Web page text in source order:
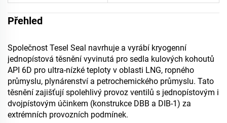
Přehled
Společnost Tesel Seal navrhuje a vyrábí kryogenní
jednopístová těsnění vyvinutá pro sedla kulových kohoutů
API 6D pro ultra-nízké teploty v oblasti LNG, ropného
průmyslu, plynárenství a petrochemického průmyslu. Tato
těsnění zajišťují spolehlivý provoz ventilů s jednopístovým i
dvojpístovým účinkem (konstrukce DBB a DIB-1) za
extrémních provozních podmínek.